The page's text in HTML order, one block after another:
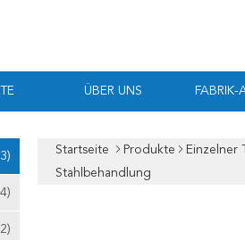
ÜBER UNS FABRIK-
Startseite Produkte Einzelner
Stahlbehandlung